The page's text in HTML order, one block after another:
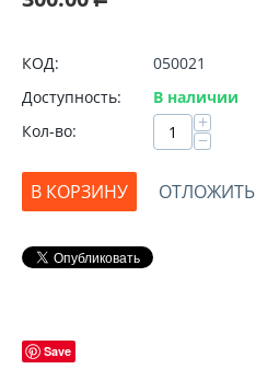
КОД:
050021
Доступность:
В наличии
Кол-во:
+
−
В КОРЗИНУ ОТЛОЖИТЬ
Save